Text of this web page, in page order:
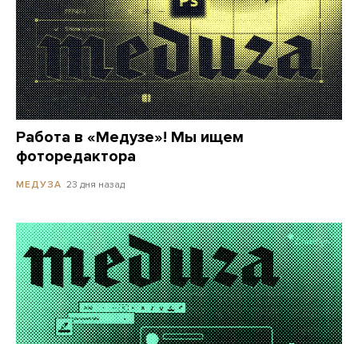
Работа в «Медузе»! Мы ищем
фоторедактора
МЕДУЗА 23 дня назад